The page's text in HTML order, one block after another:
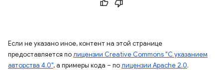
Если не указано иное, контент на этой странице
предоставляется полицензии Creative Commons "С указанием
авторства 4.0", а примеры кода – полицензии Apache 2.0.